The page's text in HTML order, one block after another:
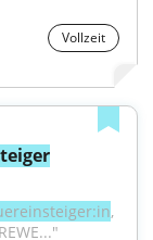
Vollzeit
,